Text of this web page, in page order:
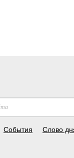
События Слово